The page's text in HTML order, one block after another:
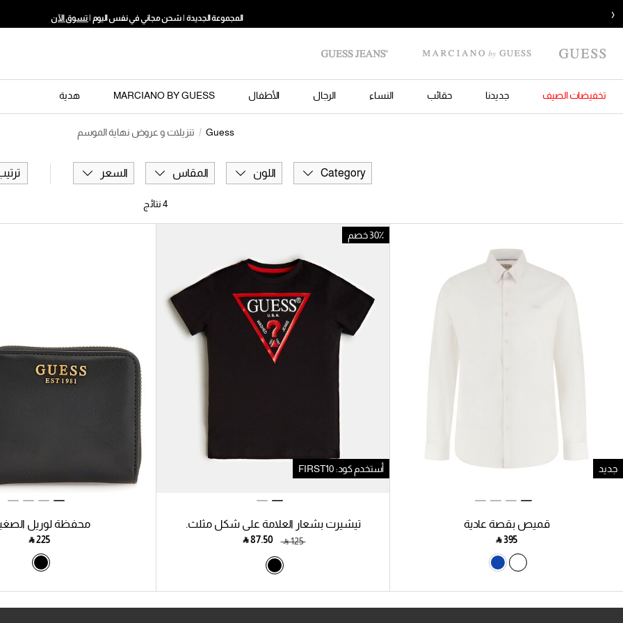
‹ المجموعة الجديدة | شحن مجاني في نفس اليوم | تسوق الآن
تخفيضات الصيف جديدنا حقائب النساء الرجال الأطفال MARCIANO BY GUESS هدية
Guess تنزيلات و عروض نهاية الموسم
Category اللون المقاس السعر
4نتائج
جديد
قميص بقصة عادية
‎ ⃁ ⁦395⁩ ‎
30٪ خصم
أستخدم كود: FIRST10
تيشيرت بشعار العلامة على شكل مثلث.
‎ ⃁ ⁦125⁩ ‎
‎ ⃁ ⁦87.50⁩ ‎
محفظة لوريل
‎ ⃁ ⁦225⁩ ‎